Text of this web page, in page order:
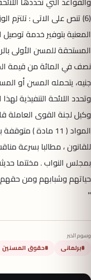
(6) تنص على الاتى : تلتزم
المعنية بتوفير خدمة
المستحقة للمسن الأولى
نصف في المائة من قيمة
جنيه، يتحمله المسن أو
وتحدد اللائحة التنفيذية
وكيل لجنة القوى العاملة
المواد ( 11 مادة )
للقانون ، مطالبا بسرعة
بمجلس النواب . مختتما
حياتهم وشبابهم ومن
"
وسوم الخبر
#برلمانى #حقوق المسنين